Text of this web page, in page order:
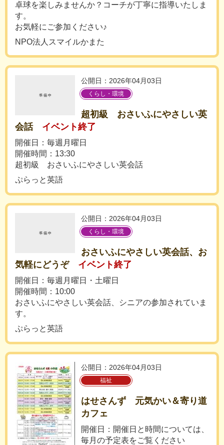
卓球を楽しみませんか？コーチが丁寧に指導いたしま
す。
お気軽にご参加ください♪
NPO法人スマイルかまた
公開日：2026年04月03日
くらし・環境
超初級 おさいふにやさしい英
会話
イベント終了
開催日：毎週月曜日
開催時間：13:30
超初級 おさいふにやさしい英会話
ぷらっと英語
公開日：2026年04月03日
くらし・環境
おさいふにやさしい英会話、お
気軽にどうぞ
イベント終了
開催日：毎週月曜日・土曜日
開催時間：10:00
おさいふにやさしい英会話、シニアの参加されていま
す。
ぷらっと英語
公開日：2026年04月03日
福祉
はせさんず 元気かい＆寄り道
カフェ
開催日：開催日と時間については、
毎月の予定表をご覧ください